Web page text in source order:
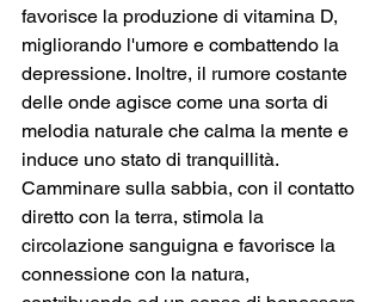
favorisce la produzione di vitamina D,
migliorando l'umore e combattendo la
depressione. Inoltre, il rumore costante
delle onde agisce come una sorta di
melodia naturale che calma la mente e
induce uno stato di tranquillità.
Camminare sulla sabbia, con il contatto
diretto con la terra, stimola la
circolazione sanguigna e favorisce la
connessione con la natura,